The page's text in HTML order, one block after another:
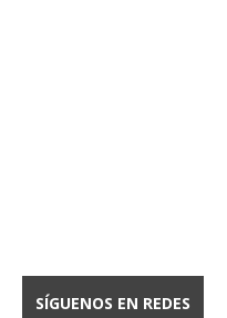
SÍGUENOS EN REDES